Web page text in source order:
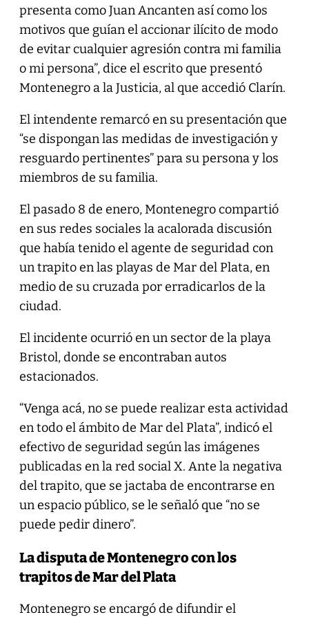
presenta como Juan Ancanten así como los
motivos que guían el accionar ilícito de modo
de evitar cualquier agresión contra mi familia
o mi persona”, dice el escrito que presentó
Montenegro a la Justicia, al que accedió Clarín.
El intendente remarcó en su presentación que
“se dispongan las medidas de investigación y
resguardo pertinentes” para su persona y los
miembros de su familia.
El pasado 8 de enero, Montenegro compartió
en sus redes sociales la acalorada discusión
que había tenido el agente de seguridad con
un trapito en las playas de Mar del Plata, en
medio de su cruzada por erradicarlos de la
ciudad.
El incidente ocurrió en un sector de la playa
Bristol, donde se encontraban autos
estacionados.
“Venga acá, no se puede realizar esta actividad
en todo el ámbito de Mar del Plata”, indicó el
efectivo de seguridad según las imágenes
publicadas en la red social X. Ante la negativa
del trapito, que se jactaba de encontrarse en
un espacio público, se le señaló que “no se
puede pedir dinero”.
La disputa de Montenegro con los
trapitos de Mar del Plata
Montenegro se encargó de difundir el